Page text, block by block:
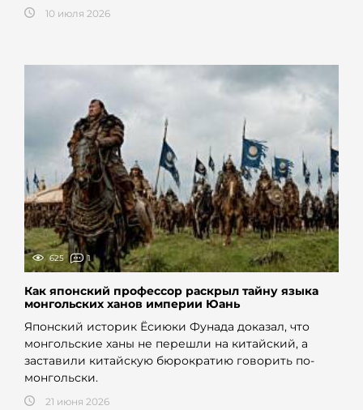
10 июля 2026
625 1
Как японский профессор раскрыл тайну языка
монгольских ханов империи Юань
Японский историк Ёсиюки Фунада доказал, что
монгольские ханы не перешли на китайский, а
заставили китайскую бюрократию говорить по-
монгольски.
21 июня 2026